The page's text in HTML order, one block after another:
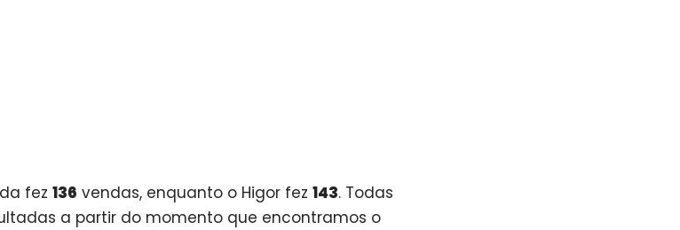
fez 136 vendas, enquanto o Higor fez 143. Todas
a partir do momento que encontramos o